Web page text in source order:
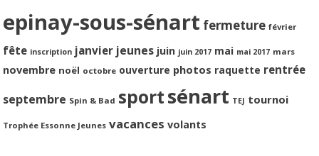
epinay-sous-sénart fermeture février
fête inscription janvier jeunes juin juin 2017 mai mai 2017 mars
novembre noël octobre ouverture photos raquette rentrée
septembre Spin & Bad sportsénart TEJ tournoi
Trophée Essonne Jeunes vacances volants